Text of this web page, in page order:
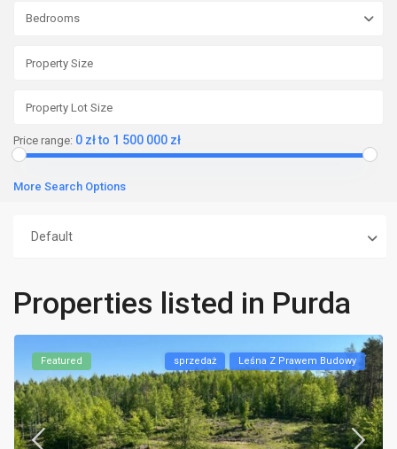
Bedrooms
Price range: 0 zł to 1 500 000 zł
More Search Options
Default
Properties listed in Purda
Featured sprzedaż Leśna Z Prawem Budowy